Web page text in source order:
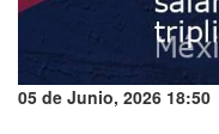
05 de Junio, 2026 18:50